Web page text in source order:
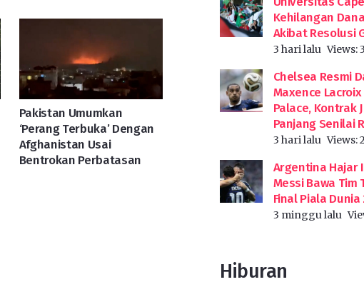
Pakistan Umumkan
‘Perang Terbuka’ Dengan
Afghanistan Usai
Bentrokan Perbatasan
Kehilangan
Akibat Resolusi
3 hari lalu Views:
Chelsea Resmi
Maxence
Palace, Kontrak
Panjang Senilai
3 hari lalu Views:
Argentina Hajar
Messi Bawa Tim
Final Piala Dunia
3 minggu lalu
Hiburan